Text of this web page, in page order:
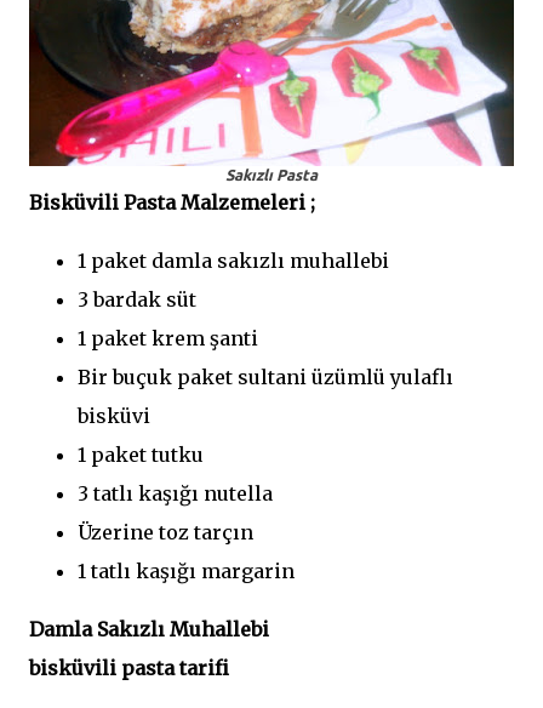
Sakızlı Pasta
Bisküvili Pasta Malzemeleri ;
1 paket damla sakızlı muhallebi
3 bardak süt
1 paket krem şanti
Bir buçuk paket sultani üzümlü yulaflı
bisküvi
1 paket tutku
3 tatlı kaşığı nutella
Üzerine toz tarçın
1 tatlı kaşığı margarin
Damla Sakızlı Muhallebi
bisküvili pasta tarifi